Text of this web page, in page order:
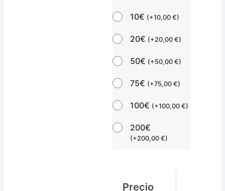
10€ (+10,00€)
20€ (+20,00€)
50€ (+50,00€)
75€ (+75,00€)
100€ (+100,00€)
200€
(+200,00€)
Precio